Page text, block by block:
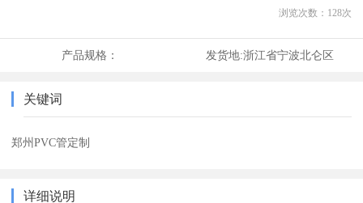
浏览次数： 128次
产品规格： 发货地:浙江省宁波北仑区
关键词
郑州PVC管定制
详细说明